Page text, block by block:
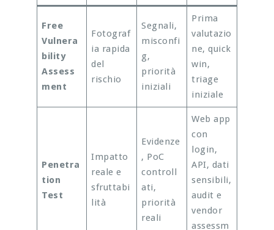
Free
Vulnera
bility
Assess
ment
Fotograf
ia rapida
del
rischio
Segnali,
misconfi
g,
priorità
iniziali
Prima
valutazio
ne, quick
win,
triage
iniziale
Penetra
tion
Test
Impatto
reale e
sfruttabi
lità
Evidenze
, PoC
controll
ati,
priorità
reali
Web app
con
login,
API, dati
sensibili,
audit e
vendor
assessm